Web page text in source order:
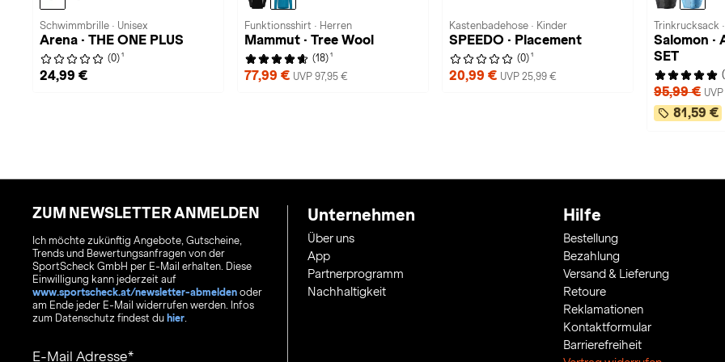
Schwimmbrille · Unisex
Arena · THE ONE PLUS
(0) 1
24,99 €
Funktionsshirt · Herren
Mammut · Tree Wool
(18) 1
77,99 € UVP 97,95 €
Kastenbadehose · Kinder
SPEEDO · Placement
(0) 1
20,99 € UVP 25,99 €
Trinkrucksack
Salomon ·
SET
95,99 €
81,59 €
ZUM NEWSLETTER ANMELDEN
Ich möchte zukünftig Angebote, Gutscheine,
Trends und Bewertungsanfragen von der
SportScheck GmbH per E-Mail erhalten. Diese
Einwilligung kann jederzeit auf
www.sportscheck.at/newsletter-abmelden oder
am Ende jeder E-Mail widerrufen werden. Infos
zum Datenschutz findest du hier.
E-Mail Adresse
Unternehmen
Über uns
App
Partnerprogramm
Nachhaltigkeit
Hilfe
Bestellung
Bezahlung
Versand & Lieferung
Retoure
Reklamationen
Kontaktformular
Barrierefreiheit